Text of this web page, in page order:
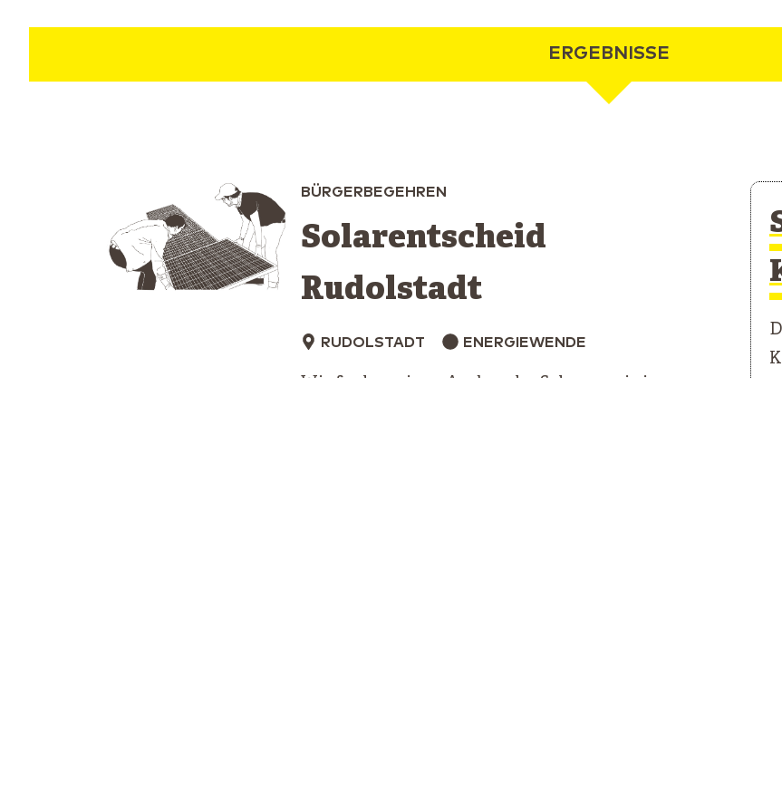
ERGEBNISSE
BÜRGERBEGEHREN
Solarentscheid
Rudolstadt
RUDOLSTADT ENERGIEWENDE
Wir fordern einen Ausbau der Solarenergie in